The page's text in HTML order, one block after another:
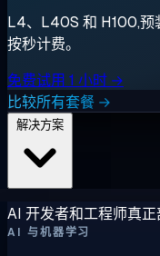
L4、L40S 和 H100,预
按秒计费。
免费试用 1 小时 →
比较所有套餐 →
AI 开发者和工程师真正
AI 与机器学习